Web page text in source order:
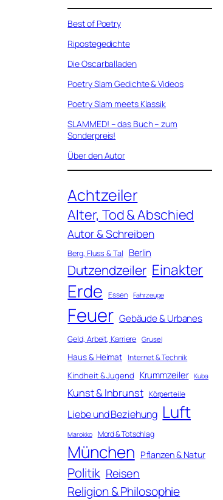
Best of Poetry
Ripostegedichte
Die Oscarballaden
Poetry Slam Gedichte & Videos
Poetry Slam meets Klassik
SLAMMED! – das Buch – zum
Sonderpreis!
Über den Autor
Achtzeiler
Alter, Tod & Abschied
Autor & Schreiben
Berg, Fluss & Tal Berlin
Dutzendzeiler Einakter
Erde Essen Fahrzeuge
Feuer Gebäude & Urbanes
Geld, Arbeit, Karriere Grusel
Haus & Heimat Internet & Technik
Kindheit & Jugend Krummzeiler Kuba
Kunst & Inbrunst Körperteile
Liebe und Beziehung Luft
Marokko Mord & Totschlag
München Pflanzen & Natur
Politik Reisen
Religion & Philosophie